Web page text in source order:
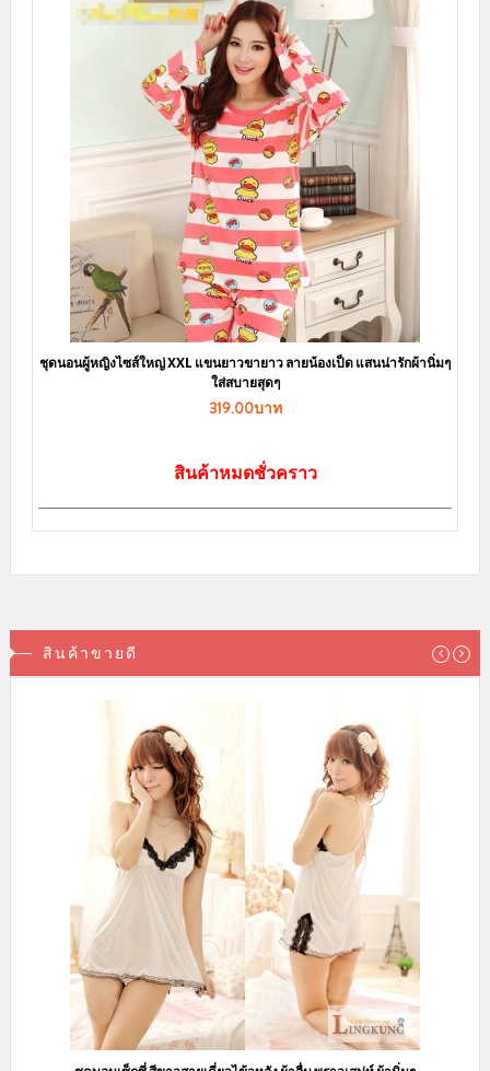
ชุดนอนผู้หญิงไซส์ใหญ่ XXL แขนยาวขายาว ลายน้องเป็ด แสนน่ารักผ้านิ่มๆ
ใส่สบายสุดๆ
319.00บาท
สินค้าหมดชั่วคราว
สินค้าขายดี